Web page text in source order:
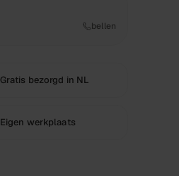
bellen
Gratis bezorgd in NL
Eigen werkplaats